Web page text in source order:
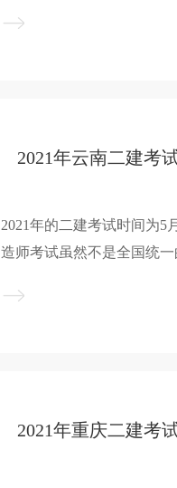
询成绩，了解合格标准。
2021年的二建考试时间为5
造师考试虽然不是全国统
布相关通知，但是基本可